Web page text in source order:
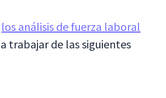
los análisis de fuerza laboral
a trabajar de las siguientes